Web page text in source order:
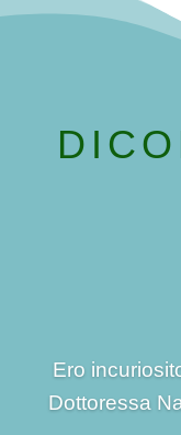
Ero
Dottoressa